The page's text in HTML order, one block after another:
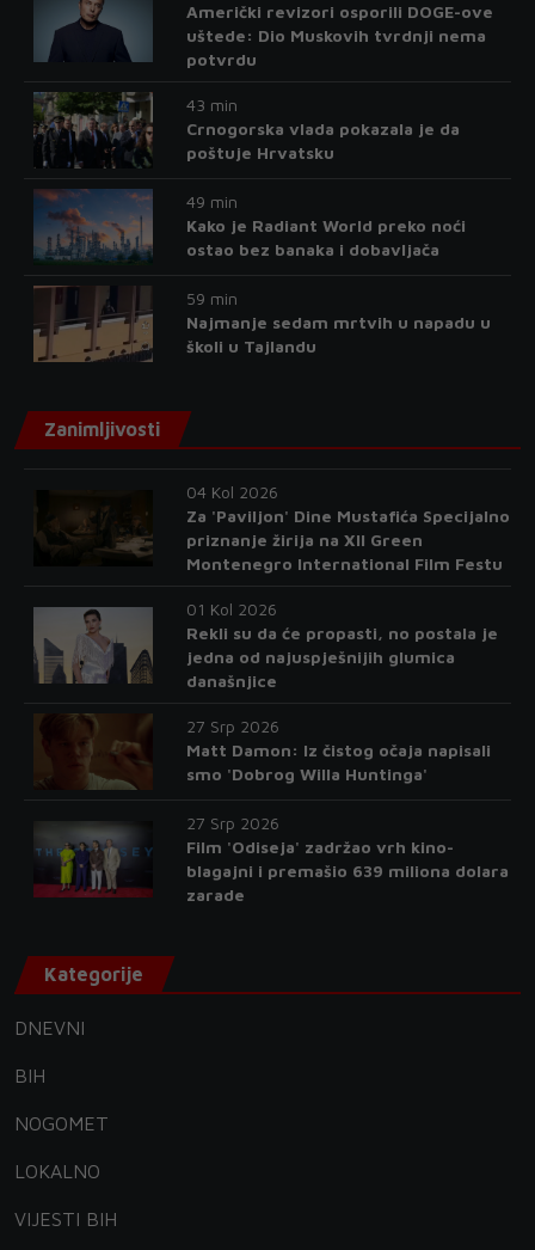
Američki revizori osporili DOGE-ove
uštede: Dio Muskovih tvrdnji nema
potvrdu
43 min
Crnogorska vlada pokazala je da
poštuje Hrvatsku
49 min
Kako je Radiant World preko noći
ostao bez banaka i dobavljača
59 min
Najmanje sedam mrtvih u napadu u
školi u Tajlandu
Zanimljivosti
04 Kol 2026
Za 'Paviljon' Dine Mustafića Specijalno
priznanje žirija na XII Green
Montenegro International Film Festu
01 Kol 2026
Rekli su da će propasti, no postala je
jedna od najuspješnijih glumica
današnjice
27 Srp 2026
Matt Damon: Iz čistog očaja napisali
smo 'Dobrog Willa Huntinga'
27 Srp 2026
Film 'Odiseja' zadržao vrh kino-
blagajni i premašio 639 miliona dolara
zarade
Kategorije
DNEVNI
BIH
NOGOMET
LOKALNO
VIJESTI BIH